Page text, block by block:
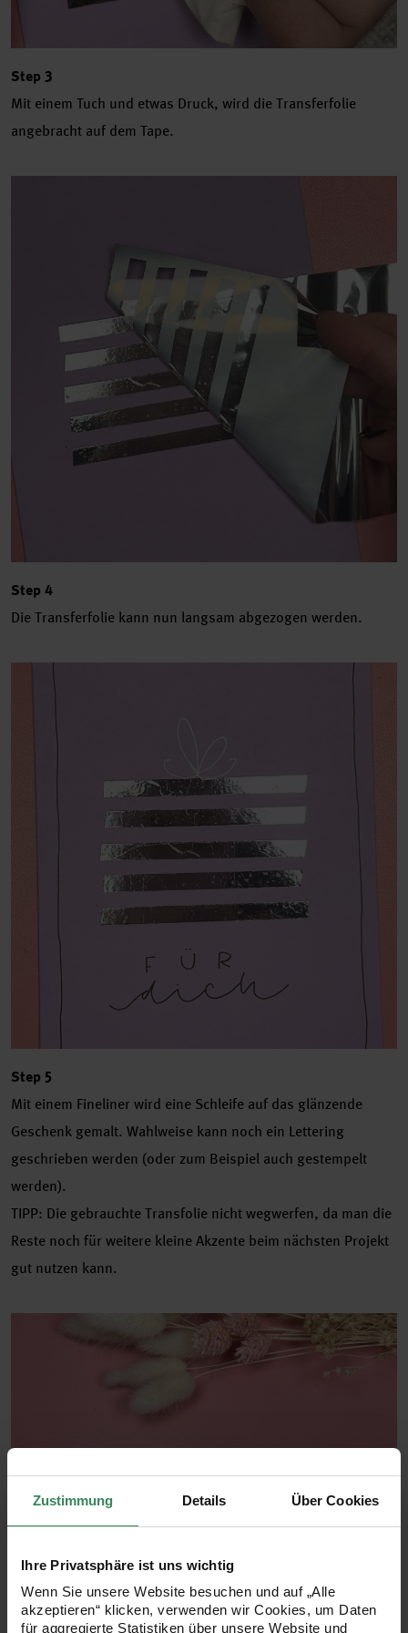
Zustimmung Details Über Cookies
Ihre Privatsphäre ist uns wichtig
Wenn Sie unsere Website besuchen und auf „Alle
akzeptieren“ klicken, verwenden wir Cookies, um Daten
für aggregierte Statistiken über unsere Website und
Step 3
Mit einem Tuch und etwas Druck, wird die Transferfolie
angebracht auf dem Tape.
Step 4
Die Transferfolie kann nun langsam abgezogen werden.
Step 5
Mit einem Fineliner wird eine Schleife auf das glänzende
Geschenk gemalt. Wahlweise kann noch ein Lettering
geschrieben werden (oder zum Beispiel auch gestempelt
werden).
TIPP: Die gebrauchte Transfolie nicht wegwerfen, da man die
Reste noch für weitere kleine Akzente beim nächsten Projekt
gut nutzen kann.